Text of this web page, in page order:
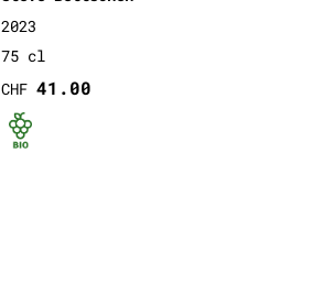
2023
75 cl
CHF41.00
Bio certifié